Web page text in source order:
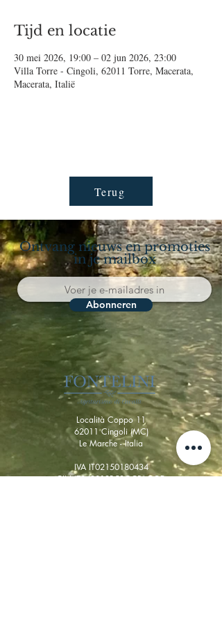
Tijd en locatie
30 mei 2026, 19:00 – 02 jun 2026, 23:00
Villa Torre - Cingoli, 62011 Torre, Macerata,
Macerata, Italië
Terug
Ontvang nieuws en promoties
in je mailbox
Abonneren
Località Coppo 11
62011 Cingoli (MC)
Le Marche - Italia
IVA IT02150180434
CIN IT043012B5SQCPAQQD